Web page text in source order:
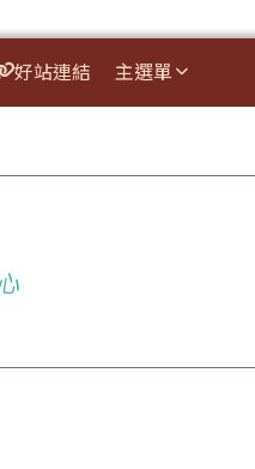
好站連結 主選單